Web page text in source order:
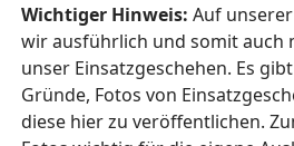
Wichtiger Hinweis: Auf
wir ausführlich und somit auch
unser Einsatzgeschehen. Es
Gründe, Fotos von
diese hier zu veröffentlichen.